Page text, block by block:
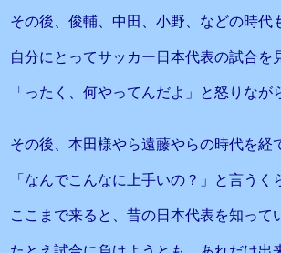
その後、俊輔、中田、小野、などの時代
自分にとってサッカー日本代表の試合を
「ったく、何やってんだよ」と怒りなが
その後、本田様やら遠藤やらの時代を経
「なんでこんなに上手いの？」と言うく
ここまで来ると、昔の日本代表を知って